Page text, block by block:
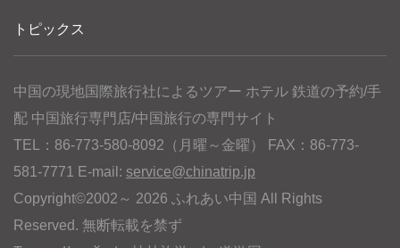
トピックス
中国の現地国際旅行社によるツアー ホテル 鉄道の予約/手
配 中国旅行専門店/中国旅行の専門サイト
TEL：86-773-580-8092（月曜～金曜） FAX：86-773-
581-7771 E-mail: service@chinatrip.jp
Copyright©2002～ 2026 ふれあい中国 All Rights
Reserved. 無断転載を禁ず